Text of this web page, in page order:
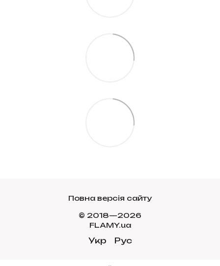
Повна версія сайту
© 2018—2026
FLAMY.ua
Укр Рус